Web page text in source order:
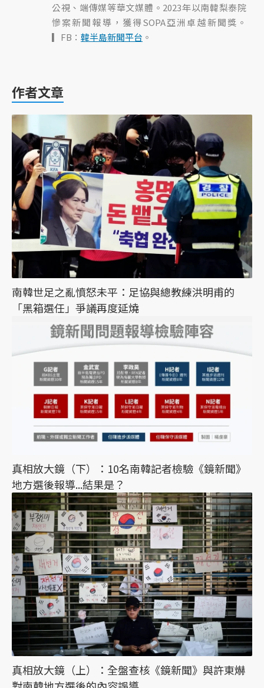
公視、端傳媒等華文媒體。2023年以南韓梨泰院
慘案新聞報導，獲得SOPA亞洲卓越新聞獎。
▎FB： 韓半島新聞平台 。
作者文章
南韓世足之亂憤怒未平：足協與總教練洪明甫的
「黑箱選任」爭議再度延燒
真相放大鏡（下）：10名南韓記者檢驗《鏡新聞》
地方選後報導...結果是？
真相放大鏡（上）：全盤查核《鏡新聞》與許東爀